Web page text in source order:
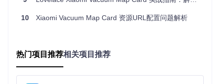
- vacuum: { x: 25500, y: 27500}
按Ctrl+Shift+R(Windows/Linux) 或
10 Xiaomi Vacuum Map Card 资源URL配置问题解析
热门项目推荐相关项目推荐